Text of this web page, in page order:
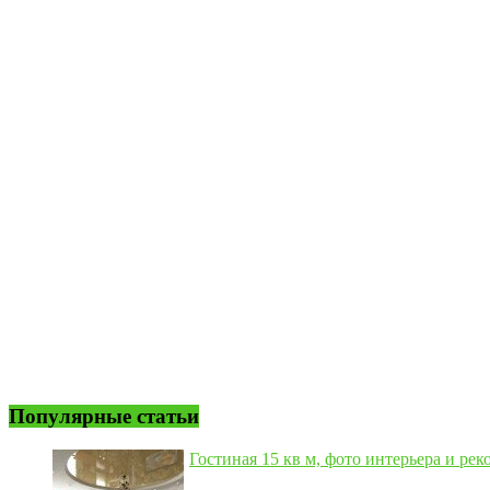
Популярные статьи
Гостиная 15 кв м, фото интерьера и